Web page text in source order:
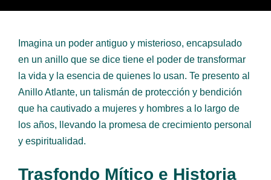
Imagina un poder antiguo y misterioso, encapsulado
en un anillo que se dice tiene el poder de transformar
la vida y la esencia de quienes lo usan. Te presento al
Anillo Atlante, un talismán de protección y bendición
que ha cautivado a mujeres y hombres a lo largo de
los años, llevando la promesa de crecimiento personal
y espiritualidad.
Trasfondo Mítico e Historia